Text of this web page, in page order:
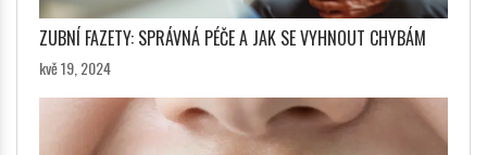
ZUBNÍ FAZETY: SPRÁVNÁ PÉČE A JAK SE VYHNOUT CHYBÁM
kvě 19, 2024